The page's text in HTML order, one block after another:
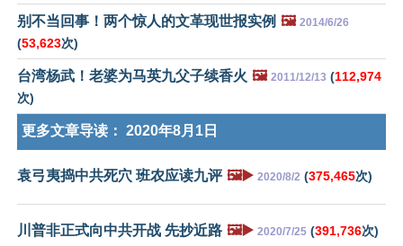
别不当回事！两个惊人的文革现世报实例 🖼️ 2014/6/26
(53,623次)
台湾杨武！老婆为马英九父子续香火 🖼️ 2011/12/13 (112,974
次)
更多文章导读： 2020年8月1日
袁弓夷捣中共死穴 班农应读九评 🖼️▶️ 2020/8/2 (375,465次)
川普非正式向中共开战 先抄近路 🖼️▶️ 2020/7/25 (391,736次)